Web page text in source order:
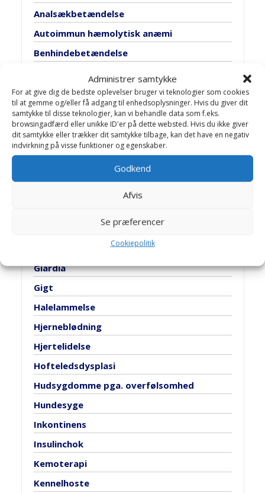
Administrer samtykke
For at give dig de bedste oplevelser bruger vi teknologier som cookies
til at gemme og/eller få adgang til enhedsoplysninger. Hvis du giver dit
samtykke til disse teknologier, kan vi behandle data som f.eks.
browsingadfærd eller unikke ID'er på dette websted. Hvis du ikke giver
dit samtykke eller trækker dit samtykke tilbage, kan det have en negativ
indvirkning på visse funktioner og egenskaber.
Godkend
Afvis
Se præferencer
Cookiepolitik
Analsækbetændelse
Autoimmun hæmolytisk anæmi
Benhindebetændelse
Blærebetændelse
Blærehalskirtlen
Blæresten
Bugspytkirtel lidelser
Cancer
Fransk hjerteorm
Giardia
Gigt
Halelammelse
Hjerneblødning
Hjertelidelse
Hofteledsdysplasi
Hudsygdomme pga. overfølsomhed
Hundesyge
Inkontinens
Insulinchok
Kemoterapi
Kennelhoste